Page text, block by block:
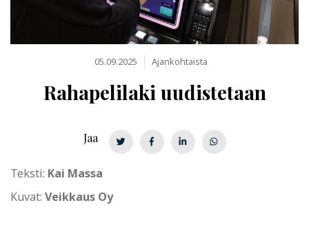
05.09.2025 Ajankohtaista
Rahapelilaki uudistetaan
Teksti: Kai Massa
Kuvat: Veikkaus Oy
Jaa